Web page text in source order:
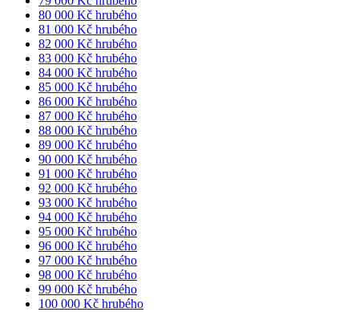
80 000 Kč hrubého
81 000 Kč hrubého
82 000 Kč hrubého
83 000 Kč hrubého
84 000 Kč hrubého
85 000 Kč hrubého
86 000 Kč hrubého
87 000 Kč hrubého
88 000 Kč hrubého
89 000 Kč hrubého
90 000 Kč hrubého
91 000 Kč hrubého
92 000 Kč hrubého
93 000 Kč hrubého
94 000 Kč hrubého
95 000 Kč hrubého
96 000 Kč hrubého
97 000 Kč hrubého
98 000 Kč hrubého
99 000 Kč hrubého
100 000 Kč hrubého